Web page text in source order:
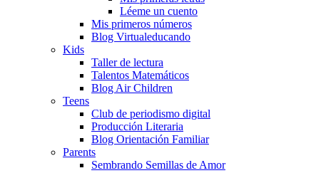
Léeme un cuento
Mis primeros números
Blog Virtualeducando
Kids
Taller de lectura
Talentos Matemáticos
Blog Air Children
Teens
Club de periodismo digital
Producción Literaria
Blog Orientación Familiar
Parents
Sembrando Semillas de Amor